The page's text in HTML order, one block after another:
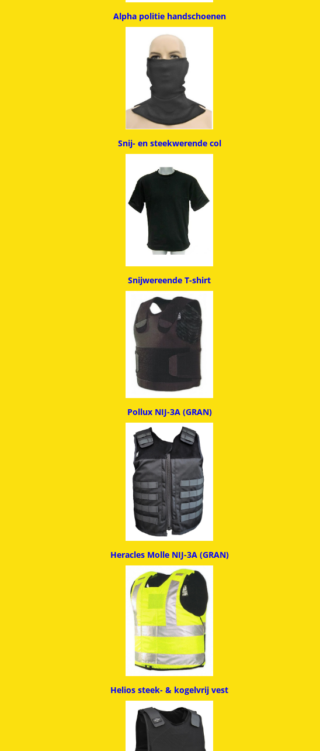
Alpha politie handschoenen
Snij- en steekwerende col
Snijwereende T-shirt
Pollux NIJ-3A (GRAN)
Heracles Molle NIJ-3A (GRAN)
Helios steek- & kogelvrij vest